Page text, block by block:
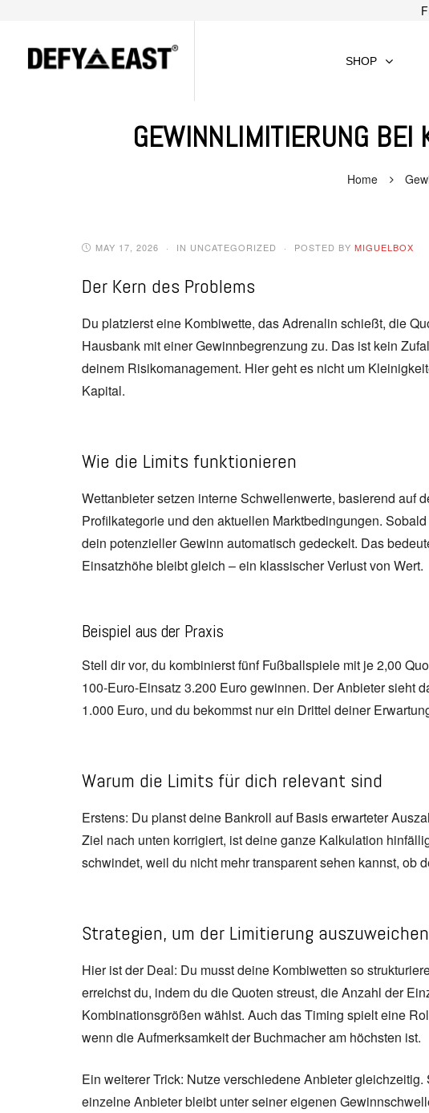
SHOP
GEWINNLIMITIERUNG BEI
Home
MAY 17, 2026 IN UNCATEGORIZED POSTED BY MIGUELBOX
Der Kern des Problems
Du platzierst eine Kombiwette, das Adrenalin schießt, die
Hausbank mit einer Gewinnbegrenzung zu. Das ist kein
deinem Risikomanagement. Hier geht es nicht um
Kapital.
Wie die Limits funktionieren
Wettanbieter setzen interne Schwellenwerte, basierend auf
Profilkategorie und den aktuellen Marktbedingungen.
dein potenzieller Gewinn automatisch gedeckelt. Das
Einsatzhöhe bleibt gleich – ein klassischer Verlust von Wert.
Beispiel aus der Praxis
Stell dir vor, du kombinierst fünf Fußballspiele mit je 2,00
100‑Euro-Einsatz 3.200 Euro gewinnen. Der Anbieter sieht
1.000 Euro, und du bekommst nur ein Drittel deiner
Warum die Limits für dich relevant sind
Erstens: Du planst deine Bankroll auf Basis erwarteter
Ziel nach unten korrigiert, ist deine ganze Kalkulation
schwindet, weil du nicht mehr transparent sehen kannst, ob
Strategien, um der Limitierung auszuweichen
Hier ist der Deal: Du musst deine Kombiwetten so
erreichst du, indem du die Quoten streust, die Anzahl der
Kombinationsgrößen wählst. Auch das Timing spielt eine
wenn die Aufmerksamkeit der Buchmacher am höchsten ist.
Ein weiterer Trick: Nutze verschiedene Anbieter
einzelne Anbieter bleibt unter seiner eigenen